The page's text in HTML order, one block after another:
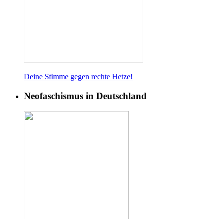
Deine Stimme gegen rechte Hetze!
Neofaschismus in Deutschland